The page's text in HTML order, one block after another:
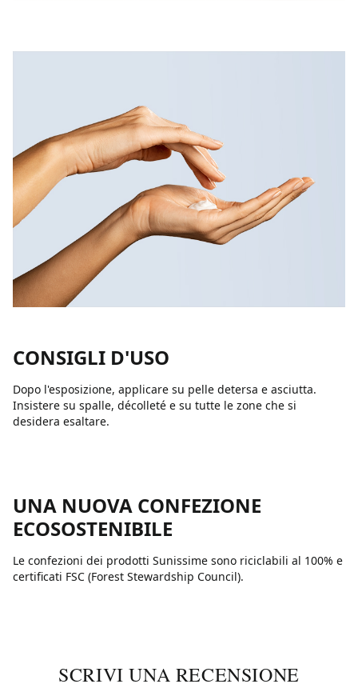
CONSIGLI D'USO
Dopo l'esposizione, applicare su pelle detersa e asciutta.
Insistere su spalle, décolleté e su tutte le zone che si
desidera esaltare.
UNA NUOVA CONFEZIONE
ECOSOSTENIBILE
Le confezioni dei prodotti Sunissime sono riciclabili al 100% e
certificati FSC (Forest Stewardship Council).
SCRIVI UNA RECENSIONE